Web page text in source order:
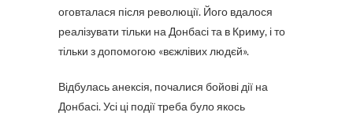
оговталася після революції. Його вдалося
реалізувати тільки на Донбасі та в Криму, і то
тільки з допомогою «вєжлівих людєй».
Відбулась анексія, почалися бойові дії на
Донбасі. Усі ці події треба було якось